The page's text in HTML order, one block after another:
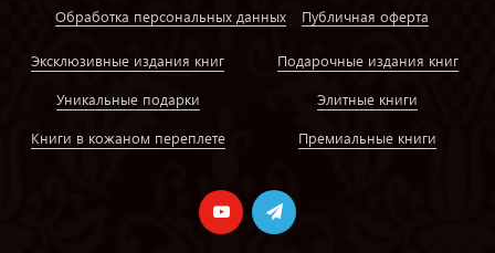
Обработка персональных данных Публичная оферта
Эксклюзивные издания книг
Уникальные подарки
Книги в кожаном переплете
Подарочные издания книг
Элитные книги
Премиальные книги